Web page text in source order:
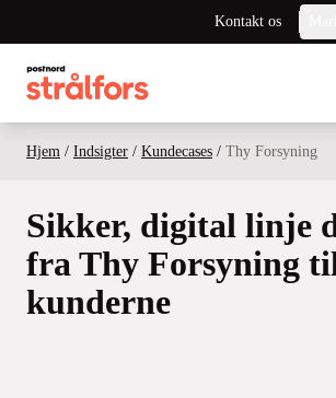
Kontakt os
Hjem / Indsigter / Kundecases / Thy Forsyning
Sikker, digital linje
fra Thy Forsyning
kunderne